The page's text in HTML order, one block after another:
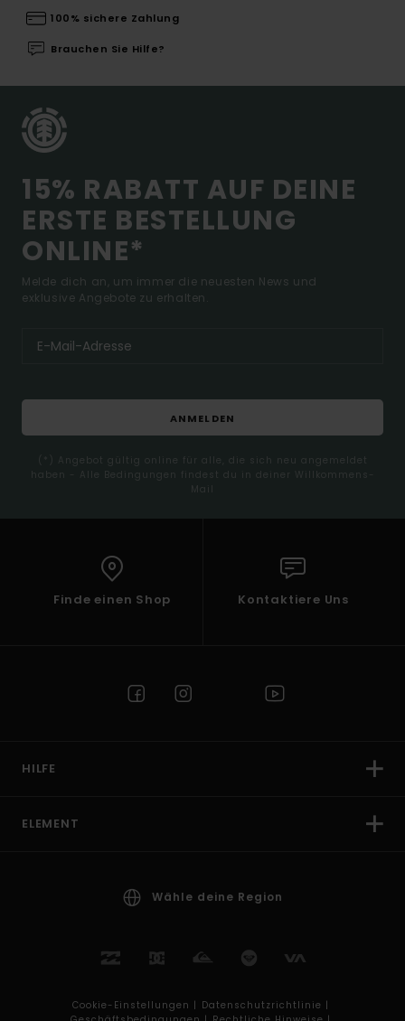
100% sichere Zahlung
Brauchen Sie Hilfe?
15% RABATT AUF DEINE
ERSTE BESTELLUNG
ONLINE*
Melde dich an, um immer die neuesten News und
exklusive Angebote zu erhalten.
ANMELDEN
(*) Angebot gültig online für alle, die sich neu angemeldet
haben - Alle Bedingungen findest du in deiner Willkommens-
Mail
Finde einen Shop Kontaktiere Uns
HILFE
ELEMENT
Wähle deine Region
Cookie-Einstellungen | Datenschutzrichtlinie |